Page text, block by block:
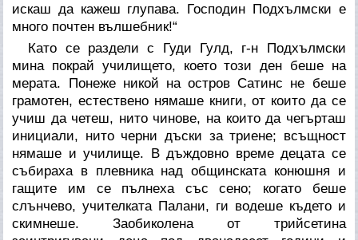
искаш да кажеш глупава. Господин Подхълмски е
много почтен вълшебник!“
Като се раздели с Гуди Гулд, г-н Подхълмски
мина покрай училището, което този ден беше на
мерата. Понеже никой на остров Сатинс не беше
грамотен, естествено нямаше книги, от които да се
учиш да четеш, нито чинове, на които да чегърташ
инициали, нито черни дъски за триене; всъщност
нямаше и училище. В дъждовно време децата се
събираха в плевника над общинската конюшня и
гащите им се пълнеха със сено; когато беше
слънчево, учителката Палани, ги водеше където и
скимнеше. Заобиколена от трийсетина